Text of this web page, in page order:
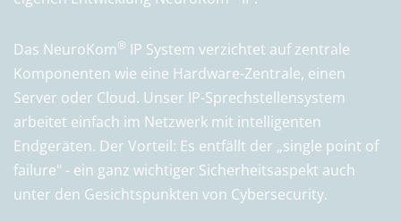
Das NeuroKom® IP System verzichtet auf zentrale
Komponenten wie eine Hardware-Zentrale, einen
Server oder Cloud. Unser IP-Sprechstellensystem
arbeitet einfach im Netzwerk mit intelligenten
Endgeräten. Der Vorteil: Es entfällt der „single point of
failure" - ein ganz wichtiger Sicherheitsaspekt auch
unter den Gesichtspunkten von Cybersecurity.